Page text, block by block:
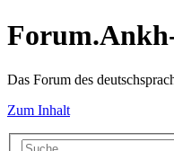
Das Forum des
Zum Inhalt